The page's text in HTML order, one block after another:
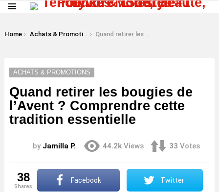
You are here:
Home Achats & Promotions Quand retirer les bougies de l’Avent ? Comprendre cette tradition essentielle
ACHATS & PROMOTIONS
Quand retirer les bougies de
l’Avent ? Comprendre cette
tradition essentielle
by Jamilla P. 44.2k Views 33 Votes
38
shares
Facebook Twitter